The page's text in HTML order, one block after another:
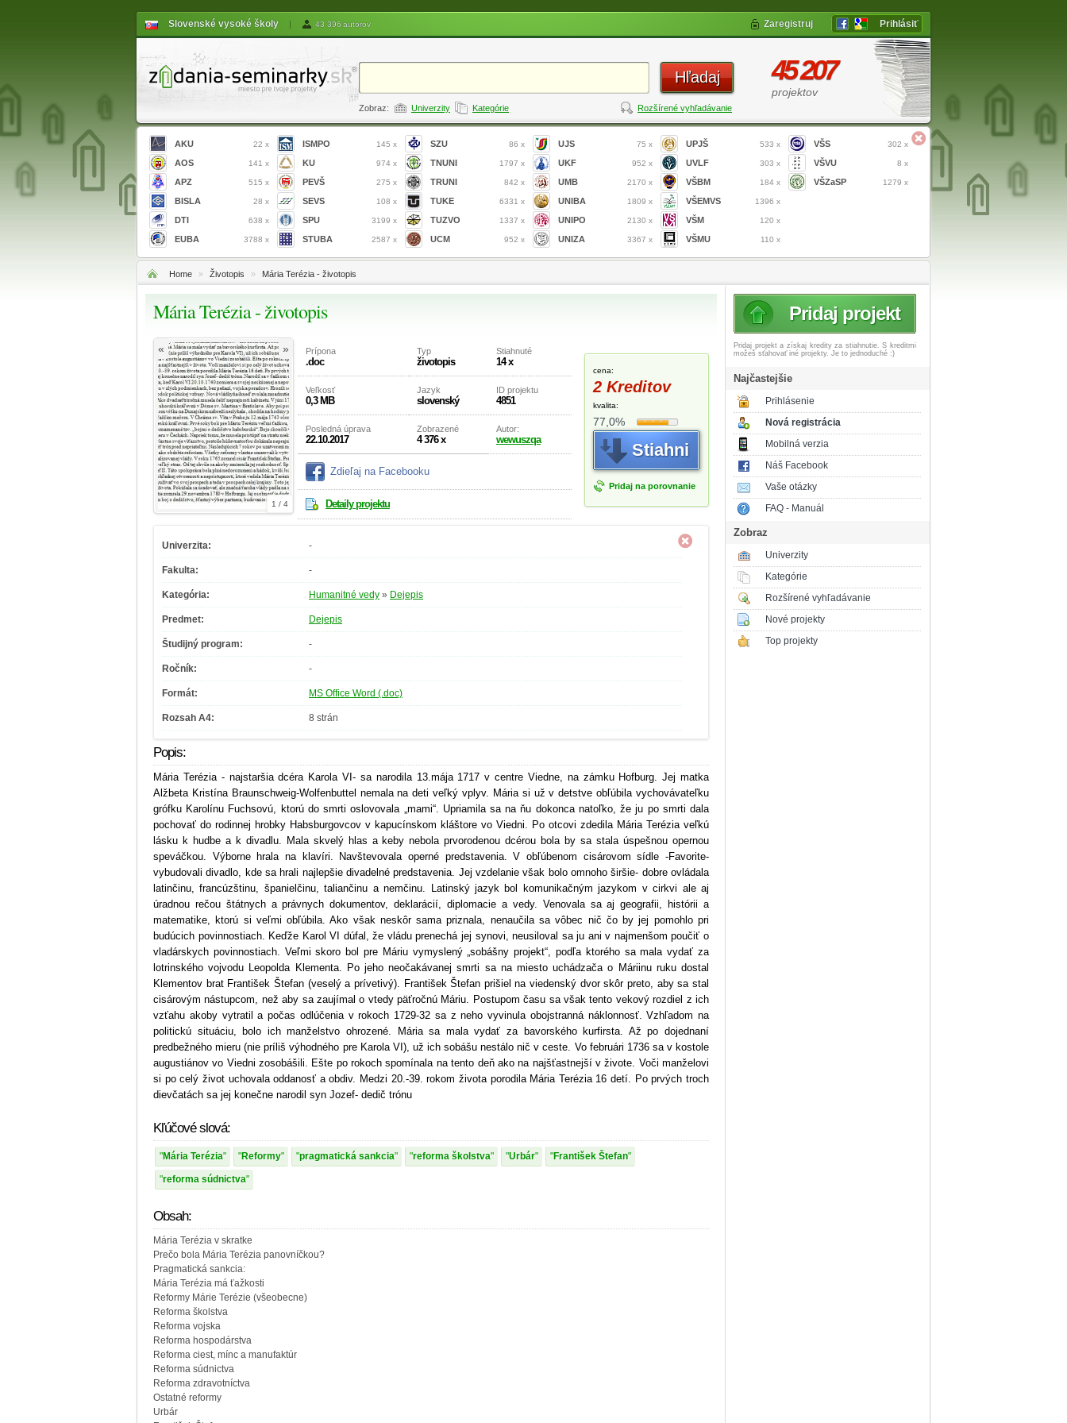
Slovenské vysoké školy | 43 396 autorov Zaregistruj Prihlásiť
Hľadaj
Zobraz: Univerzity Kategórie Rozšírené vyhľadávanie
45 207
projektov
AKU 22 x
AOS 141 x
APZ 515 x
BISLA 28 x
DTI 638 x
EUBA 3788 x
ISMPO 145 x
KU 974 x
PEVŠ 275 x
SEVS 108 x
SPU 3199 x
STUBA 2587 x
SZU 86 x
TNUNI 1797 x
TRUNI 842 x
TUKE 6331 x
TUZVO 1337 x
UCM 952 x
UJS 75 x
UKF 952 x
UMB 2170 x
UNIBA 1809 x
UNIPO 2130 x
UNIZA 3367 x
UPJŠ 533 x
UVLF 303 x
VŠBM 184 x
VŠEMVS 1396 x
VŠM 120 x
VŠMU 110 x
VŠS 302 x
VŠVU 8 x
VŠZaSP 1279 x
Home » Životopis » Mária Terézia - životopis
Mária Terézia - životopis
1 / 4
« » Prípona
.doc
Typ
životopis
Stiahnuté
14 x
Veľkosť
0,3 MB
Jazyk
slovenský
ID projektu
4851
Posledná úprava
22.10.2017
Zobrazené
4 376 x
Autor:
wewuszqa
Zdieľaj na Facebooku
Detaily projektu
cena:
2 Kreditov
kvalita:
77,0%
Stiahni
Pridaj na porovnanie
Univerzita: -
Fakulta: -
Kategória: Humanitné vedy » Dejepis
Predmet: Dejepis
Študijný program: -
Ročník: -
Formát: MS Office Word (.doc)
Rozsah A4: 8 strán
Popis:
Mária Terézia - najstaršia dcéra Karola VI- sa narodila 13.mája 1717 v centre Viedne, na zámku Hofburg. Jej matka
Alžbeta Kristína Braunschweig-Wolfenbuttel nemala na deti veľký vplyv. Mária si už v detstve obľúbila vychovávateľku
grófku Karolínu Fuchsovú, ktorú do smrti oslovovala „mami“. Upriamila sa na ňu dokonca natoľko, že ju po smrti dala
pochovať do rodinnej hrobky Habsburgovcov v kapucínskom kláštore vo Viedni. Po otcovi zdedila Mária Terézia veľkú
lásku k hudbe a k divadlu. Mala skvelý hlas a keby nebola prvorodenou dcérou bola by sa stala úspešnou opernou
speváčkou. Výborne hrala na klavíri. Navštevovala operné predstavenia. V obľúbenom cisárovom sídle -Favorite-
vybudovali divadlo, kde sa hrali najlepšie divadelné predstavenia. Jej vzdelanie však bolo omnoho širšie- dobre ovládala
latinčinu, francúzštinu, španielčinu, taliančinu a nemčinu. Latinský jazyk bol komunikačným jazykom v cirkvi ale aj
úradnou rečou štátnych a právnych dokumentov, deklarácií, diplomacie a vedy. Venovala sa aj geografii, histórii a
matematike, ktorú si veľmi obľúbila. Ako však neskôr sama priznala, nenaučila sa vôbec nič čo by jej pomohlo pri
budúcich povinnostiach. Keďže Karol VI dúfal, že vládu prenechá jej synovi, neusiloval sa ju ani v najmenšom poučiť o
vladárskych povinnostiach. Veľmi skoro bol pre Máriu vymyslený „sobášny projekt“, podľa ktorého sa mala vydať za
lotrinského vojvodu Leopolda Klementa. Po jeho neočakávanej smrti sa na miesto uchádzača o Máriinu ruku dostal
Klementov brat František Štefan (veselý a prívetivý). František Štefan prišiel na viedenský dvor skôr preto, aby sa stal
cisárovým nástupcom, než aby sa zaujímal o vtedy päťročnú Máriu. Postupom času sa však tento vekový rozdiel z ich
vzťahu akoby vytratil a počas odlúčenia v rokoch 1729-32 sa z neho vyvinula obojstranná náklonnosť. Vzhľadom na
politickú situáciu, bolo ich manželstvo ohrozené. Mária sa mala vydať za bavorského kurfirsta. Až po dojednaní
predbežného mieru (nie príliš výhodného pre Karola VI), už ich sobášu nestálo nič v ceste. Vo februári 1736 sa v kostole
augustiánov vo Viedni zosobášili. Ešte po rokoch spomínala na tento deň ako na najšťastnejší v živote. Voči manželovi
si po celý život uchovala oddanosť a obdiv. Medzi 20.-39. rokom života porodila Mária Terézia 16 detí. Po prvých troch
dievčatách sa jej konečne narodil syn Jozef- dedič trónu
Kľúčové slová:
Mária Terézia Reformy pragmatická sankcia reforma školstva Urbár František Štefan
reforma súdnictva
Obsah:
Mária Terézia v skratke
Prečo bola Mária Terézia panovníčkou?
Pragmatická sankcia:
Mária Terézia má ťažkosti
Reformy Márie Terézie (všeobecne)
Reforma školstva
Reforma vojska
Reforma hospodárstva
Reforma ciest, mínc a manufaktúr
Reforma súdnictva
Reforma zdravotníctva
Ostatné reformy
Urbár
Pridaj projekt
Pridaj projekt a získaj kredity za stiahnutie. S kreditmi
možeš sťahovať iné projekty. Je to jednoduché :)
Najčastejšie
Prihlásenie
Nová registrácia
Mobilná verzia
Náš Facebook
Vaše otázky
FAQ - Manuál
Zobraz
Univerzity
Kategórie
Rozšírené vyhľadávanie
Nové projekty
Top projekty